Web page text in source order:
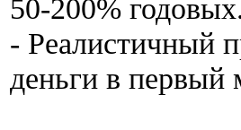
50-200%
- Реалистичный
деньги в первый